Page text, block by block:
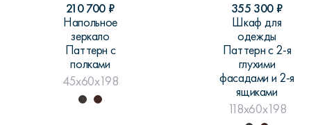
210 700 ₽
Напольное
зеркало
Паттерн с
полками
45x60x198
355 300 ₽
Шкаф для
одежды
Паттерн с 2-я
глухими
фасадами и 2-я
ящиками
118x60x198